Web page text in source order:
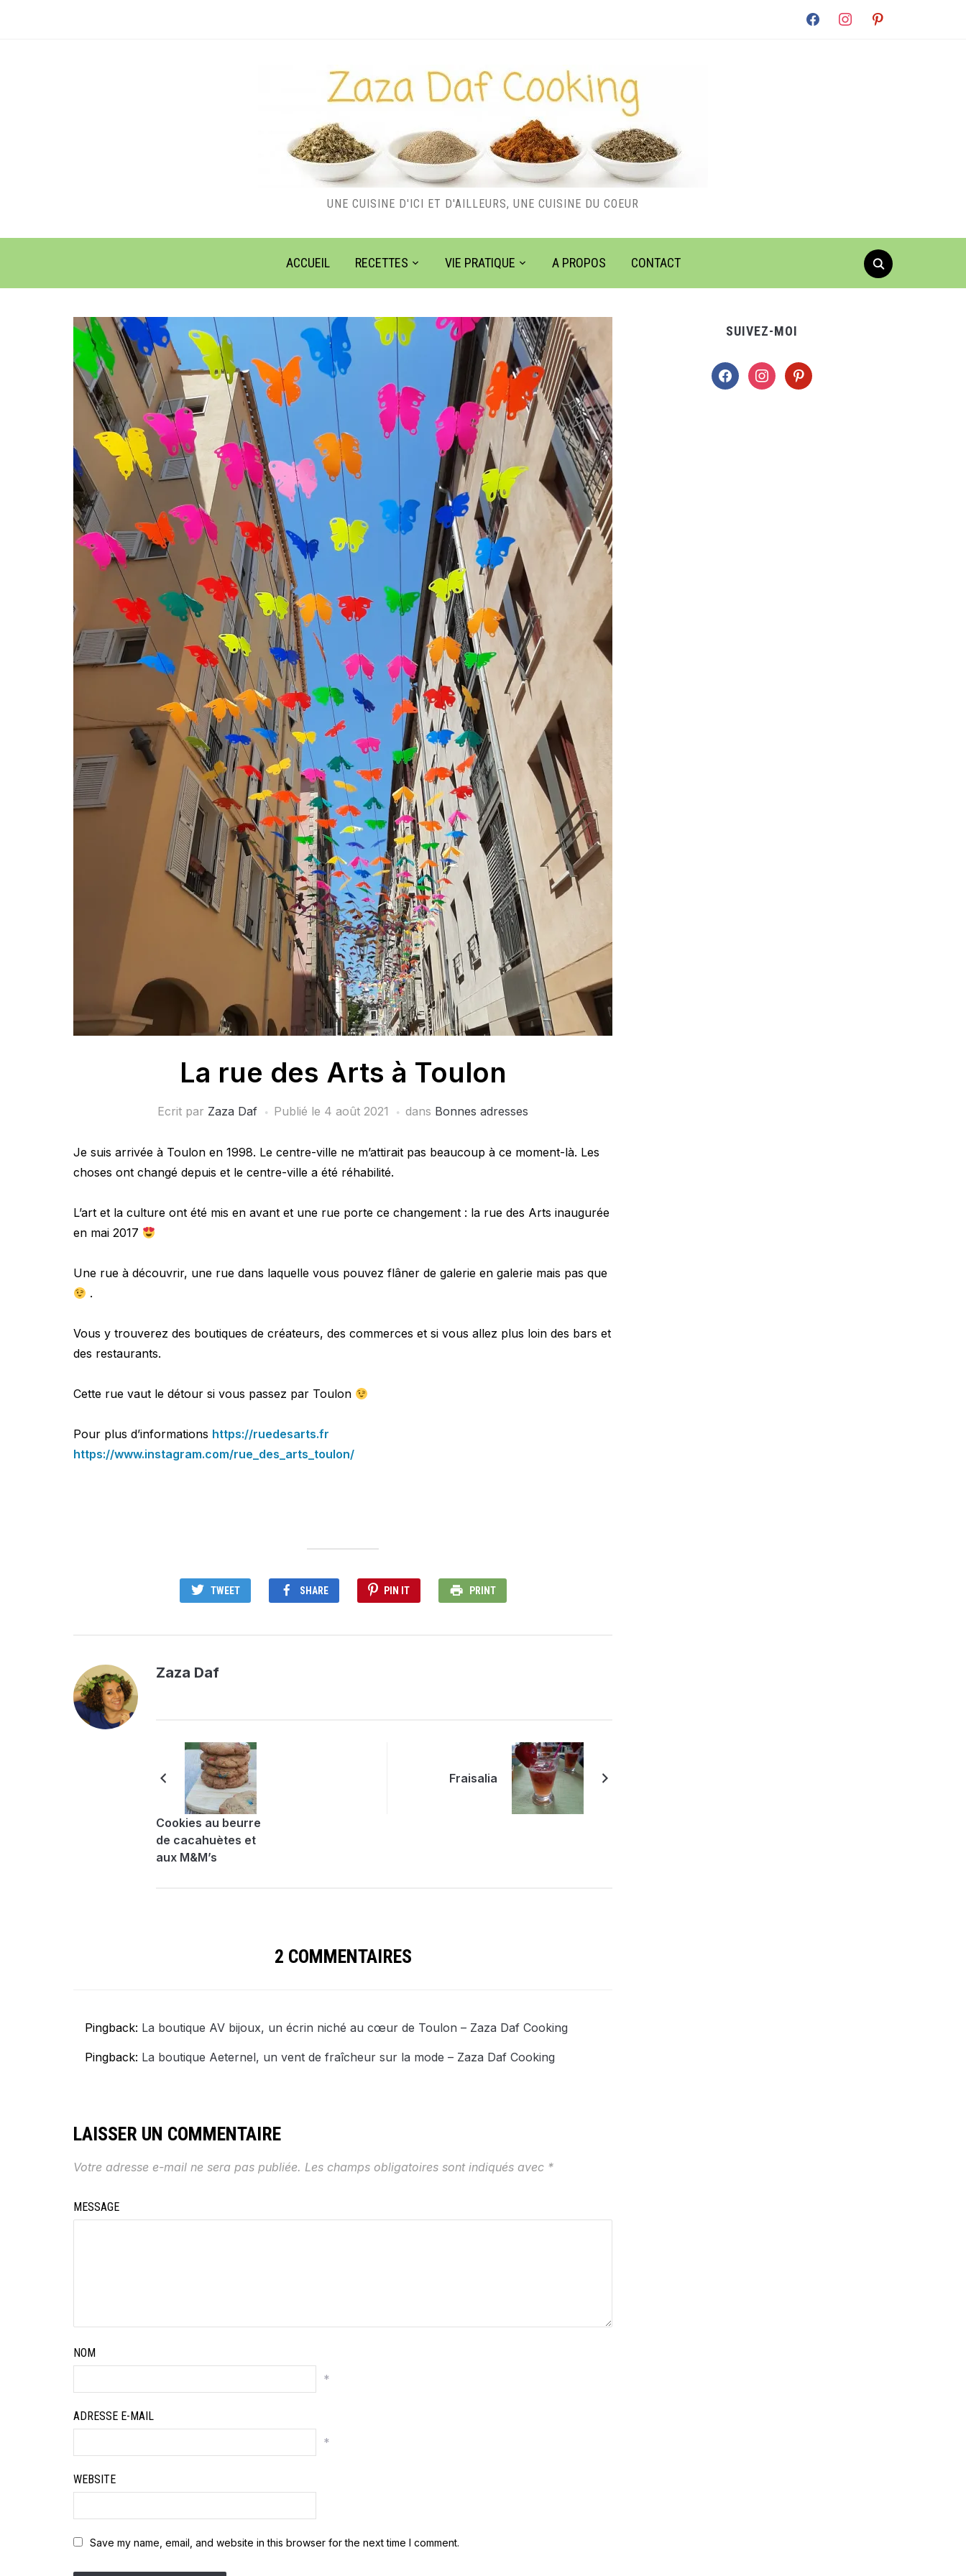
facebook instagrampinterest
UNE CUISINE D'ICI ET D'AILLEURS, UNE CUISINE DU COEUR
ACCUEIL RECETTES VIE PRATIQUE A PROPOS CONTACT
La rue des Arts à Toulon
Ecrit par Zaza Daf Publié le 4 août 2021 dans Bonnes adresses
Je suis arrivée à Toulon en 1998. Le centre-ville ne m’attirait pas beaucoup à ce moment-là. Les
choses ont changé depuis et le centre-ville a été réhabilité.
L’art et la culture ont été mis en avant et une rue porte ce changement : la rue des Arts inaugurée
en mai 2017
Une rue à découvrir, une rue dans laquelle vous pouvez flâner de galerie en galerie mais pas que
.
Vous y trouverez des boutiques de créateurs, des commerces et si vous allez plus loin des bars et
des restaurants.
Cette rue vaut le détour si vous passez par Toulon
Pour plus d’informations https://ruedesarts.fr
https://www.instagram.com/rue_des_arts_toulon/
TWEET SHARE PIN IT PRINT
Zaza Daf
Cookies au beurre
de cacahuètes et
aux M&M’s
Fraisalia
2 COMMENTAIRES
Pingback: La boutique AV bijoux, un écrin niché au cœur de Toulon – Zaza Daf Cooking
Pingback: La boutique Aeternel, un vent de fraîcheur sur la mode – Zaza Daf Cooking
LAISSER UN COMMENTAIRE
Votre adresse e-mail ne sera pas publiée. Les champs obligatoires sont indiqués avec *
MESSAGE
NOM
*
ADRESSE E-MAIL
*
WEBSITE
Save my name, email, and website in this browser for the next time I comment.
SUIVEZ-MOI
facebookinstagrampinterest